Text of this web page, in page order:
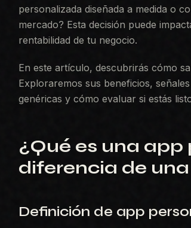
personalizada diseñada a medida o
mercado? Esta decisión puede
rentabilidad de tu negocio.
En este artículo, descubrirás cómo
Exploraremos sus beneficios,
genéricas y cómo evaluar si estás
¿Qué es una
diferencia de
Definición de app